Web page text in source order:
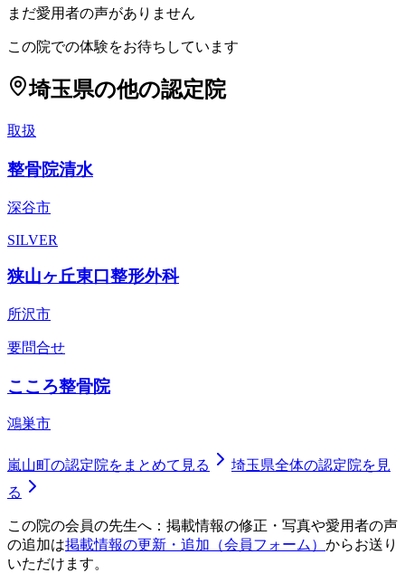
まだ愛用者の声がありません
この院での体験をお待ちしています
埼玉県の他の認定院
取扱
整骨院清水
深谷市
SILVER
狭山ヶ丘東口整形外科
所沢市
要問合せ
こころ整骨院
鴻巣市
嵐山町の認定院をまとめて見る 埼玉県全体の認定院を見
る
この院の会員の先生へ：掲載情報の修正・写真や愛用者の声
の追加は掲載情報の更新・追加（会員フォーム） からお送り
いただけます。